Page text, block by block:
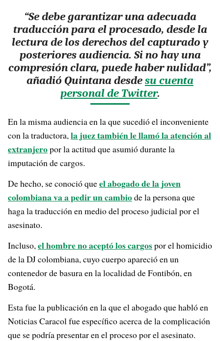
“Se debe garantizar una adecuada
traducción para el procesado, desde la
lectura de los derechos del capturado y
posteriores audiencia. Si no hay una
compresión clara, puede haber nulidad”,
añadió Quintana desdesu cuenta
personal de Twitter.
En la misma audiencia en la que sucedió el inconveniente
con la traductora, la juez también le llamó la atención al
extranjeropor la actitud que asumió durante la
imputación de cargos.
De hecho, se conoció queel abogado de la joven
colombiana va a pedir un cambiode la persona que
haga la traducción en medio del proceso judicial por el
asesinato.
Incluso, el hombre no aceptó los cargospor el homicidio
de la DJ colombiana, cuyo cuerpo apareció en un
contenedor de basura en la localidad de Fontibón, en
Bogotá.
Esta fue la publicación en la que el abogado que habló en
Noticias Caracol fue específico acerca de la complicación
que se podría presentar en el proceso por el asesinato.